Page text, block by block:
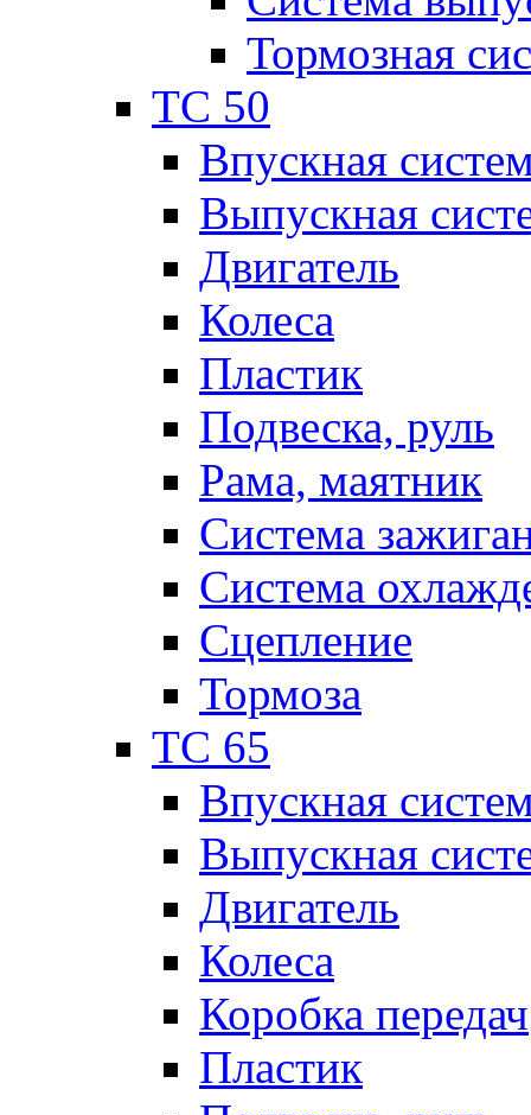
Тормозная
TC 50
Впускная
Выпускная
Двигатель
Колеса
Пластик
Подвеска, руль
Рама, маятник
Система
Система
Сцепление
Тормоза
TC 65
Впускная
Выпускная
Двигатель
Колеса
Коробка передач
Пластик